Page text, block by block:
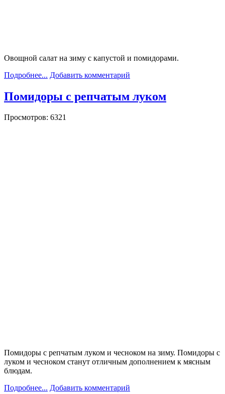
Овощной салат на зиму с капустой и помидорами.
Подробнее... Добавить комментарий
Помидоры с репчатым луком
Просмотров: 6321
Помидоры с репчатым луком и чесноком на зиму. Помидоры с
луком и чесноком станут отличным дополнением к мясным
блюдам.
Подробнее... Добавить комментарий